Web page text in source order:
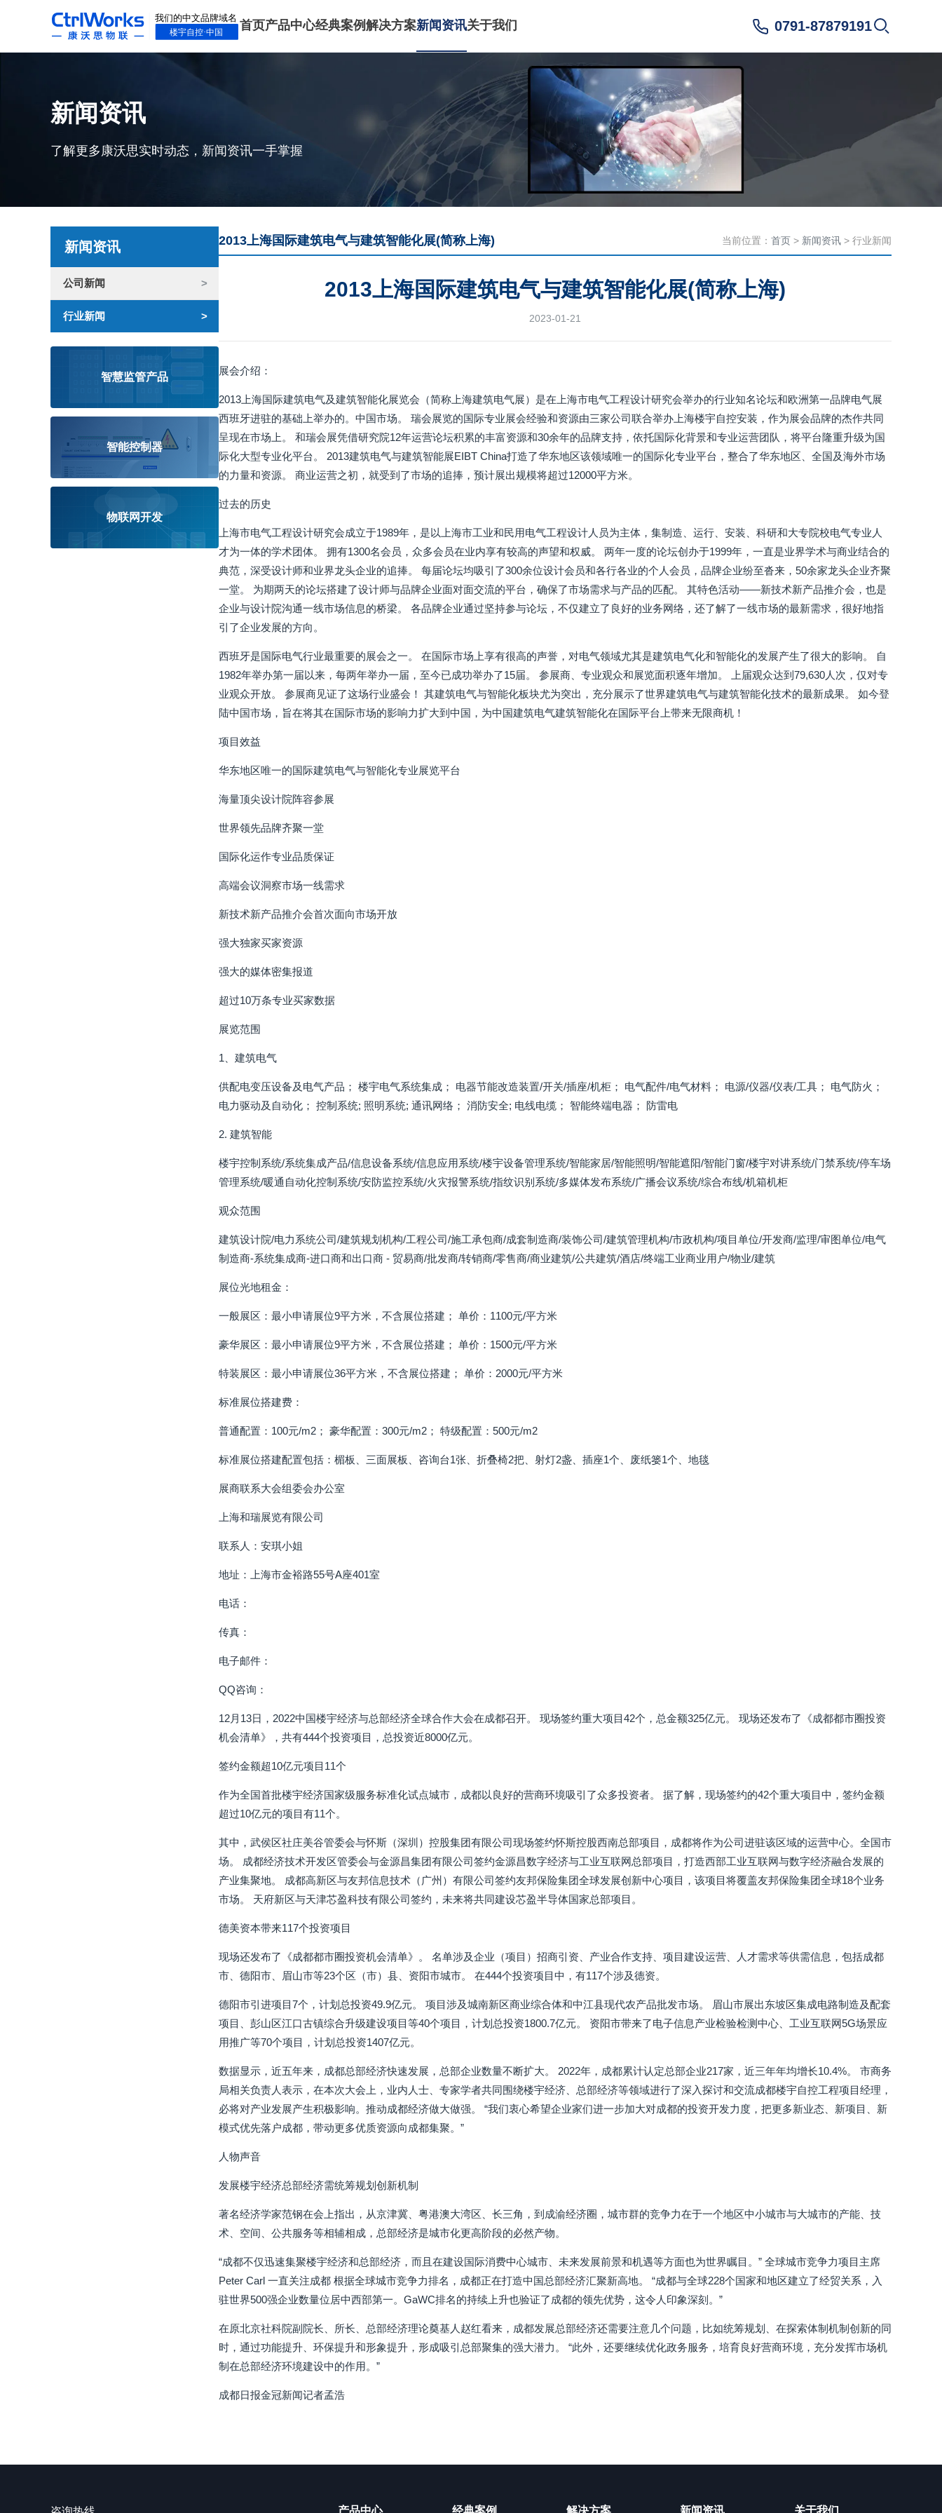
首页产品中心经典案例解决方案新闻资讯关于我们 0791-87879191
新闻资讯
了解更多康沃思实时动态，新闻资讯一手掌握
新闻资讯
公司新闻
行业新闻
智慧监管产品
智能控制器
物联网开发
2013上海国际建筑电气与建筑智能化展(简称上海) 当前位置： 首页 > 新闻资讯 > 行业新闻
2013上海国际建筑电气与建筑智能化展(简称上海)
2023-01-21
展会介绍：
2013上海国际建筑电气及建筑智能化展览会（简称上海建筑电气展）是在上海市电气工程设计研究会举办的行业知名论坛和欧洲第一品牌电气展
西班牙进驻的基础上举办的。中国市场。 瑞会展览的国际专业展会经验和资源由三家公司联合举办上海楼宇自控安装，作为展会品牌的杰作共同
呈现在市场上。 和瑞会展凭借研究院12年运营论坛积累的丰富资源和30余年的品牌支持，依托国际化背景和专业运营团队，将平台隆重升级为国
际化大型专业化平台。 2013建筑电气与建筑智能展EIBT China打造了华东地区该领域唯一的国际化专业平台，整合了华东地区、全国及海外市场
的力量和资源。 商业运营之初，就受到了市场的追捧，预计展出规模将超过12000平方米。
过去的历史
上海市电气工程设计研究会成立于1989年，是以上海市工业和民用电气工程设计人员为主体，集制造、运行、安装、科研和大专院校电气专业人
才为一体的学术团体。 拥有1300名会员，众多会员在业内享有较高的声望和权威。 两年一度的论坛创办于1999年，一直是业界学术与商业结合的
典范，深受设计师和业界龙头企业的追捧。 每届论坛均吸引了300余位设计会员和各行各业的个人会员，品牌企业纷至沓来，50余家龙头企业齐聚
一堂。 为期两天的论坛搭建了设计师与品牌企业面对面交流的平台，确保了市场需求与产品的匹配。 其特色活动——新技术新产品推介会，也是
企业与设计院沟通一线市场信息的桥梁。 各品牌企业通过坚持参与论坛，不仅建立了良好的业务网络，还了解了一线市场的最新需求，很好地指
引了企业发展的方向。
西班牙是国际电气行业最重要的展会之一。 在国际市场上享有很高的声誉，对电气领域尤其是建筑电气化和智能化的发展产生了很大的影响。 自
1982年举办第一届以来，每两年举办一届，至今已成功举办了15届。 参展商、专业观众和展览面积逐年增加。 上届观众达到79,630人次，仅对专
业观众开放。 参展商见证了这场行业盛会！ 其建筑电气与智能化板块尤为突出，充分展示了世界建筑电气与建筑智能化技术的最新成果。 如今登
陆中国市场，旨在将其在国际市场的影响力扩大到中国，为中国建筑电气建筑智能化在国际平台上带来无限商机！
项目效益
华东地区唯一的国际建筑电气与智能化专业展览平台
海量顶尖设计院阵容参展
世界领先品牌齐聚一堂
国际化运作专业品质保证
高端会议洞察市场一线需求
新技术新产品推介会首次面向市场开放
强大独家买家资源
强大的媒体密集报道
超过10万条专业买家数据
展览范围
1、建筑电气
供配电变压设备及电气产品； 楼宇电气系统集成； 电器节能改造装置/开关/插座/机柜； 电气配件/电气材料； 电源/仪器/仪表/工具； 电气防火；
电力驱动及自动化； 控制系统; 照明系统; 通讯网络； 消防安全; 电线电缆； 智能终端电器； 防雷电
2. 建筑智能
楼宇控制系统/系统集成产品/信息设备系统/信息应用系统/楼宇设备管理系统/智能家居/智能照明/智能遮阳/智能门窗/楼宇对讲系统/门禁系统/停车场
管理系统/暖通自动化控制系统/安防监控系统/火灾报警系统/指纹识别系统/多媒体发布系统/广播会议系统/综合布线/机箱机柜
观众范围
建筑设计院/电力系统公司/建筑规划机构/工程公司/施工承包商/成套制造商/装饰公司/建筑管理机构/市政机构/项目单位/开发商/监理/审图单位/电气
制造商-系统集成商-进口商和出口商 - 贸易商/批发商/转销商/零售商/商业建筑/公共建筑/酒店/终端工业商业用户/物业/建筑
展位光地租金：
一般展区：最小申请展位9平方米，不含展位搭建； 单价：1100元/平方米
豪华展区：最小申请展位9平方米，不含展位搭建； 单价：1500元/平方米
特装展区：最小申请展位36平方米，不含展位搭建； 单价：2000元/平方米
标准展位搭建费：
普通配置：100元/m2； 豪华配置：300元/m2； 特级配置：500元/m2
标准展位搭建配置包括：楣板、三面展板、咨询台1张、折叠椅2把、射灯2盏、插座1个、废纸篓1个、地毯
展商联系大会组委会办公室
上海和瑞展览有限公司
联系人：安琪小姐
地址：上海市金裕路55号A座401室
电话：
传真：
电子邮件：
QQ咨询：
12月13日，2022中国楼宇经济与总部经济全球合作大会在成都召开。 现场签约重大项目42个，总金额325亿元。 现场还发布了《成都都市圈投资
机会清单》，共有444个投资项目，总投资近8000亿元。
签约金额超10亿元项目11个
作为全国首批楼宇经济国家级服务标准化试点城市，成都以良好的营商环境吸引了众多投资者。 据了解，现场签约的42个重大项目中，签约金额
超过10亿元的项目有11个。
其中，武侯区社庄美谷管委会与怀斯（深圳）控股集团有限公司现场签约怀斯控股西南总部项目，成都将作为公司进驻该区域的运营中心。全国市
场。 成都经济技术开发区管委会与金源昌集团有限公司签约金源昌数字经济与工业互联网总部项目，打造西部工业互联网与数字经济融合发展的
产业集聚地。 成都高新区与友邦信息技术（广州）有限公司签约友邦保险集团全球发展创新中心项目，该项目将覆盖友邦保险集团全球18个业务
市场。 天府新区与天津芯盈科技有限公司签约，未来将共同建设芯盈半导体国家总部项目。
德美资本带来117个投资项目
现场还发布了《成都都市圈投资机会清单》。 名单涉及企业（项目）招商引资、产业合作支持、项目建设运营、人才需求等供需信息，包括成都
市、德阳市、眉山市等23个区（市）县、资阳市城市。 在444个投资项目中，有117个涉及德资。
德阳市引进项目7个，计划总投资49.9亿元。 项目涉及城南新区商业综合体和中江县现代农产品批发市场。 眉山市展出东坡区集成电路制造及配套
项目、彭山区江口古镇综合升级建设项目等40个项目，计划总投资1800.7亿元。 资阳市带来了电子信息产业检验检测中心、工业互联网5G场景应
用推广等70个项目，计划总投资1407亿元。
数据显示，近五年来，成都总部经济快速发展，总部企业数量不断扩大。 2022年，成都累计认定总部企业217家，近三年年均增长10.4%。 市商务
局相关负责人表示，在本次大会上，业内人士、专家学者共同围绕楼宇经济、总部经济等领域进行了深入探讨和交流成都楼宇自控工程项目经理，
必将对产业发展产生积极影响。推动成都经济做大做强。 “我们衷心希望企业家们进一步加大对成都的投资开发力度，把更多新业态、新项目、新
模式优先落户成都，带动更多优质资源向成都集聚。”
人物声音
发展楼宇经济总部经济需统筹规划创新机制
著名经济学家范钢在会上指出，从京津冀、粤港澳大湾区、长三角，到成渝经济圈，城市群的竞争力在于一个地区中小城市与大城市的产能、技
术、空间、公共服务等相辅相成，总部经济是城市化更高阶段的必然产物。
“成都不仅迅速集聚楼宇经济和总部经济，而且在建设国际消费中心城市、未来发展前景和机遇等方面也为世界瞩目。” 全球城市竞争力项目主席
Peter Carl 一直关注成都 根据全球城市竞争力排名，成都正在打造中国总部经济汇聚新高地。 “成都与全球228个国家和地区建立了经贸关系，入
驻世界500强企业数量位居中西部第一。GaWC排名的持续上升也验证了成都的领先优势，这令人印象深刻。”
在原北京社科院副院长、所长、总部经济理论奠基人赵红看来，成都发展总部经济还需要注意几个问题，比如统筹规划、在探索体制机制创新的同
时，通过功能提升、环保提升和形象提升，形成吸引总部聚集的强大潜力。 “此外，还要继续优化政务服务，培育良好营商环境，充分发挥市场机
制在总部经济环境建设中的作用。”
成都日报金冠新闻记者孟浩
产品中心 经典案例 解决方案 新闻资讯 关于我们